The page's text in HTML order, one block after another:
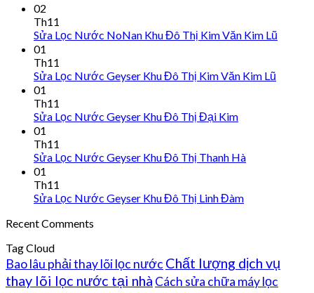
02
Th11
Sửa Lọc Nước NoNan Khu Đô Thị Kim Văn Kim Lũ
01
Th11
Sửa Lọc Nước Geyser Khu Đô Thị Kim Văn Kim Lũ
01
Th11
Sửa Lọc Nước Geyser Khu Đô Thị Đại Kim
01
Th11
Sửa Lọc Nước Geyser Khu Đô Thị Thanh Hà
01
Th11
Sửa Lọc Nước Geyser Khu Đô Thị Linh Đàm
Recent Comments
Tag Cloud
Bao lâu phải thay lõi lọc nước Chất lượng dịch vụ
thay lõi lọc nước tại nhà Cách sửa chữa máy lọc